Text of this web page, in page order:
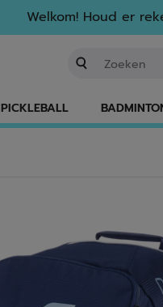
Welkom! Houd er
PICKLEBALL